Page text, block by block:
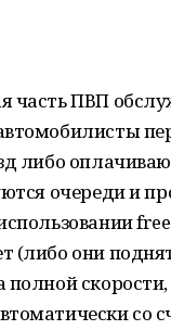
часть ПВП
либо
очереди и
(либо они
полной
со